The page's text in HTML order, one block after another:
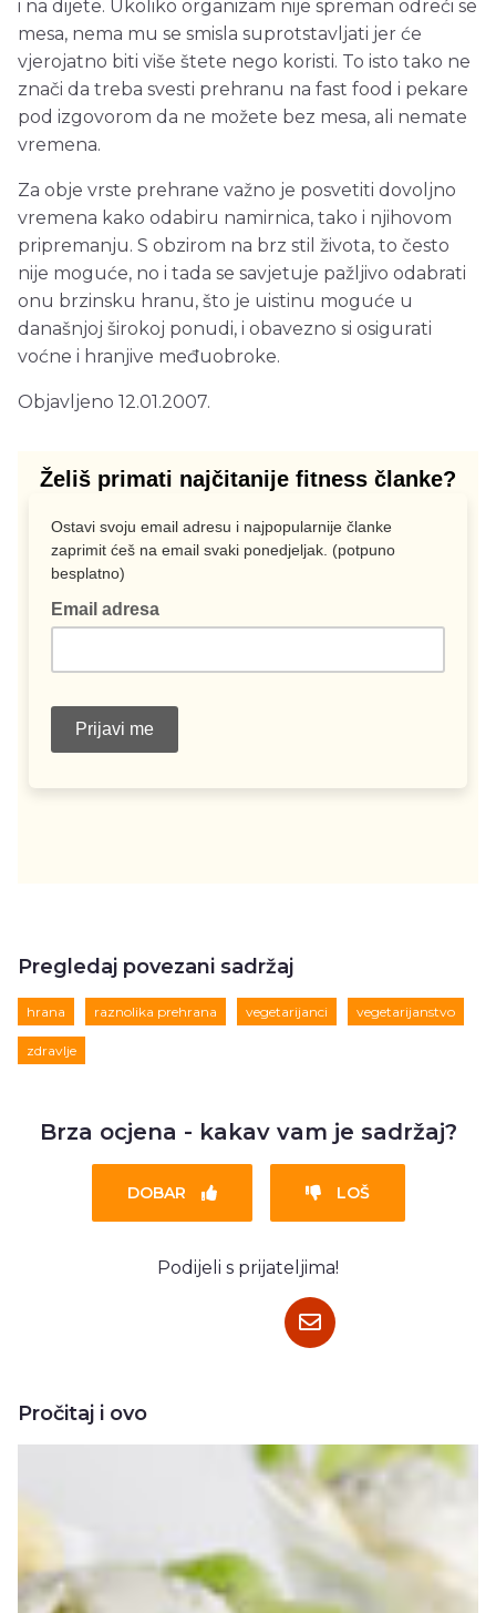
i na dijete. Ukoliko organizam nije spreman odreći se
mesa, nema mu se smisla suprotstavljati jer će
vjerojatno biti više štete nego koristi. To isto tako ne
znači da treba svesti prehranu na fast food i pekare
pod izgovorom da ne možete bez mesa, ali nemate
vremena.
Za obje vrste prehrane važno je posvetiti dovoljno
vremena kako odabiru namirnica, tako i njihovom
pripremanju. S obzirom na brz stil života, to često
nije moguće, no i tada se savjetuje pažljivo odabrati
onu brzinsku hranu, što je uistinu moguće u
današnjoj širokoj ponudi, i obavezno si osigurati
voćne i hranjive međuobroke.
Objavljeno 12.01.2007.
Pregledaj povezani sadržaj
hrana raznolika prehrana vegetarijanci vegetarijanstvo
zdravlje
Brza ocjena - kakav vam je sadržaj?
DOBAR LOŠ
Podijeli s prijateljima!
Pročitaj i ovo